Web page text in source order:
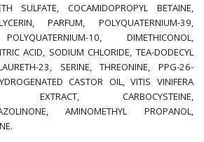
SULFATE, COCAMIDOPROPYL BETAINE,
PARFUM, POLYQUATERNIUM-39,
10, DIMETHICONOL,
ACID, SODIUM CHLORIDE, TEA-DODECYL
23, SERINE, THREONINE, PPG-26-
CASTOR OIL, VITIS VINIFERA
CARBOCYSTEINE,
AMINOMETHYL PROPANOL,